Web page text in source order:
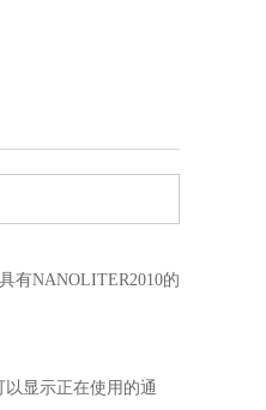
有NANOLITER2010的
显示正在使用的通